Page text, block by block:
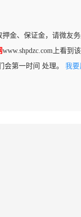
金、保证金，请微友务
www.shpdzc.com上看到
会第一时间 处理。 我要